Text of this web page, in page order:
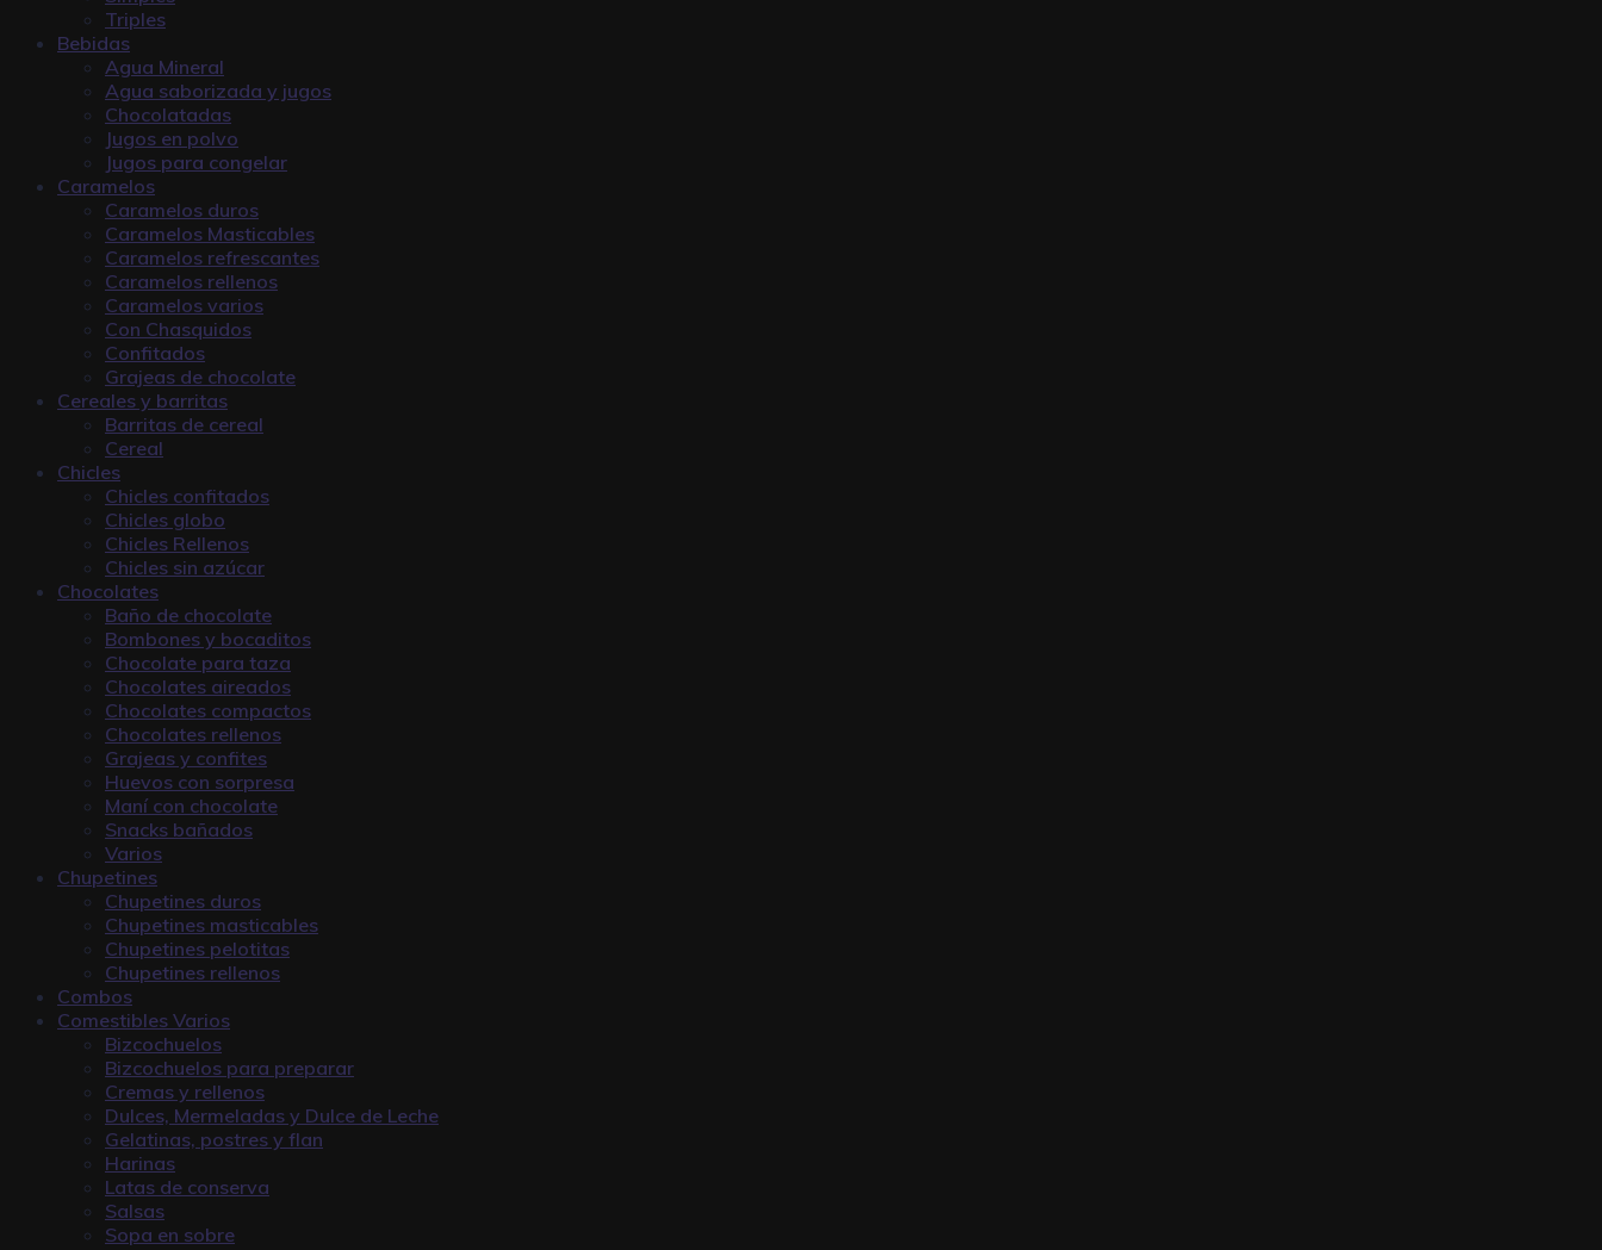
Triples
Bebidas
Agua Mineral
Agua saborizada y jugos
Chocolatadas
Jugos en polvo
Jugos para congelar
Caramelos
Caramelos duros
Caramelos Masticables
Caramelos refrescantes
Caramelos rellenos
Caramelos varios
Con Chasquidos
Confitados
Grajeas de chocolate
Cereales y barritas
Barritas de cereal
Cereal
Chicles
Chicles confitados
Chicles globo
Chicles Rellenos
Chicles sin azúcar
Chocolates
Baño de chocolate
Bombones y bocaditos
Chocolate para taza
Chocolates aireados
Chocolates compactos
Chocolates rellenos
Grajeas y confites
Huevos con sorpresa
Maní con chocolate
Snacks bañados
Varios
Chupetines
Chupetines duros
Chupetines masticables
Chupetines pelotitas
Chupetines rellenos
Combos
Comestibles Varios
Bizcochuelos
Bizcochuelos para preparar
Cremas y rellenos
Dulces, Mermeladas y Dulce de Leche
Gelatinas, postres y flan
Harinas
Latas de conserva
Salsas
Sopa en sobre